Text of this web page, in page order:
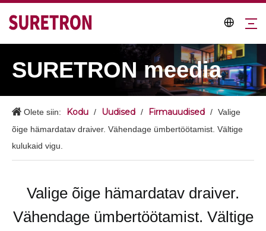
SURETRON meedia
Olete siin: Kodu / Uudised / Firmauudised / Valige
õige hämardatav draiver. Vähendage ümbertöötamist. Vältige
kulukaid vigu.
Valige õige hämardatav draiver.
Vähendage ümbertöötamist. Vältige